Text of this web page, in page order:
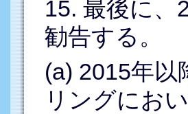
15. 最後に、
勧告する。
(a) 2015年
リングにお